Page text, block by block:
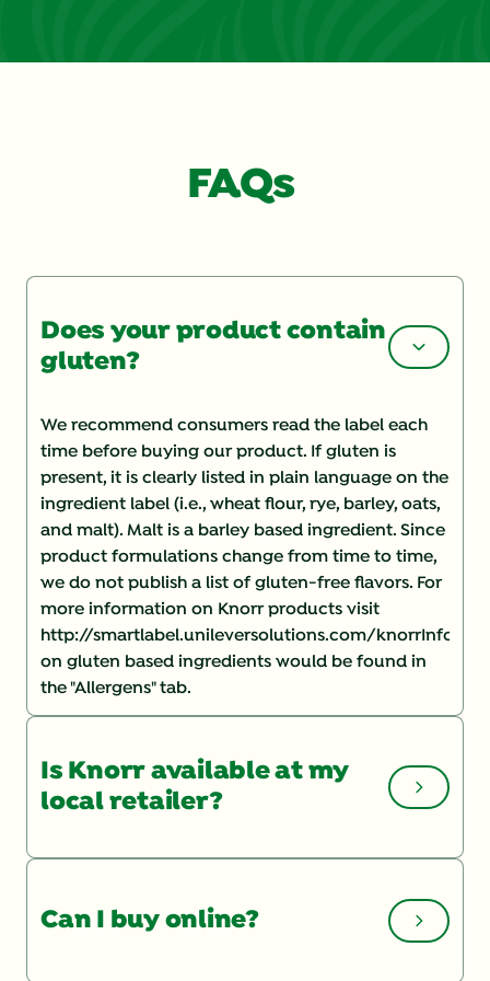
FAQs
Does your product contain
gluten?
We recommend consumers read the label each
time before buying our product. If gluten is
present, it is clearly listed in plain language on the
ingredient label (i.e., wheat flour, rye, barley, oats,
and malt). Malt is a barley based ingredient. Since
product formulations change from time to time,
we do not publish a list of gluten-free flavors. For
more information on Knorr products visit
http://smartlabel.unileversolutions.com/
on gluten based ingredients would be found in
the "Allergens" tab.
Is Knorr available at my
local retailer?
You can check the Store Locator
on our website for a list of local retailers. If you
are having trouble finding a product, you may
Can I buy online?